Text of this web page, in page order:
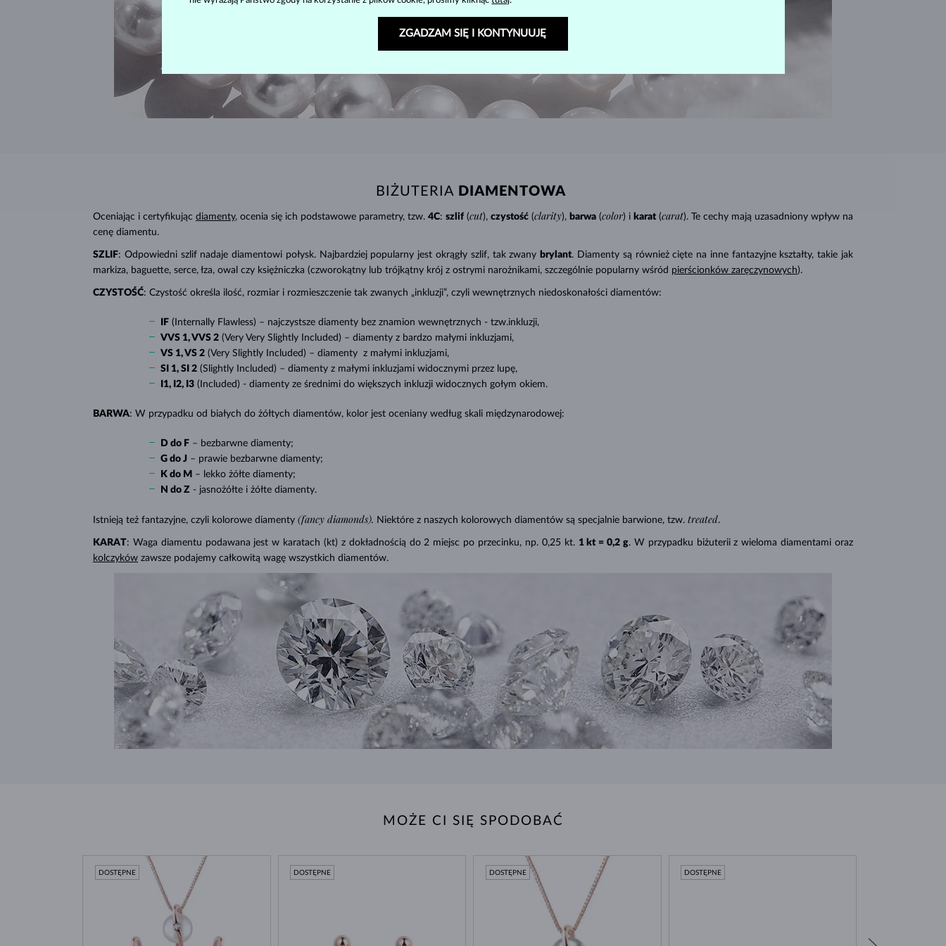
BIŻUTERIA DIAMENTOWA
Oceniając i certyfikując diamenty, ocenia się ich podstawowe parametry, tzw. 4C: szlif (cut), czystość (clarity), barwa (color) i karat (carat). Te cechy mają uzasadniony wpływ na
cenę diamentu.
SZLIF: Odpowiedni szlif nadaje diamentowi połysk. Najbardziej popularny jest okrągły szlif, tak zwany brylant. Diamenty są również cięte na inne fantazyjne kształty, takie jak
markiza, baguette, serce, łza, owal czy księżniczka (czworokątny lub trójkątny krój z ostrymi narożnikami, szczególnie popularny wśród pierścionków zaręczynowych).
CZYSTOŚĆ: Czystość określa ilość, rozmiar i rozmieszczenie tak zwanych „inkluzji”, czyli wewnętrznych niedoskonałości diamentów:
IF (Internally Flawless) – najczystsze diamenty bez znamion wewnętrznych - tzw.inkluzji,
VVS 1, VVS 2 (Very Very Slightly Included) – diamenty z bardzo małymi inkluzjami,
VS 1, VS 2 (Very Slightly Included) – diamenty z małymi inkluzjami,
SI 1, SI 2 (Slightly Included) – diamenty z małymi inkluzjami widocznymi przez lupę,
I1, I2, I3 (Included) - diamenty ze średnimi do większych inkluzji widocznych gołym okiem.
BARWA: W przypadku od białych do żółtych diamentów, kolor jest oceniany według skali międzynarodowej:
D do F – bezbarwne diamenty;
G do J – prawie bezbarwne diamenty;
K do M – lekko żółte diamenty;
N do Z - jasnożółte i żółte diamenty.
Istnieją też fantazyjne, czyli kolorowe diamenty (fancy diamonds). Niektóre z naszych kolorowych diamentów są specjalnie barwione, tzw. treated.
KARAT: Waga diamentu podawana jest w karatach (kt) z dokładnością do 2 miejsc po przecinku, np. 0,25 kt. 1 kt = 0,2 g. W przypadku biżuterii z wieloma diamentami oraz
kolczyków zawsze podajemy całkowitą wagę wszystkich diamentów.
MOŻE CI SIĘ SPODOBAĆ
DOSTĘPNE DOSTĘPNE DOSTĘPNE DOSTĘPNE
ZGADZAM SIĘ I KONTYNUUJĘ